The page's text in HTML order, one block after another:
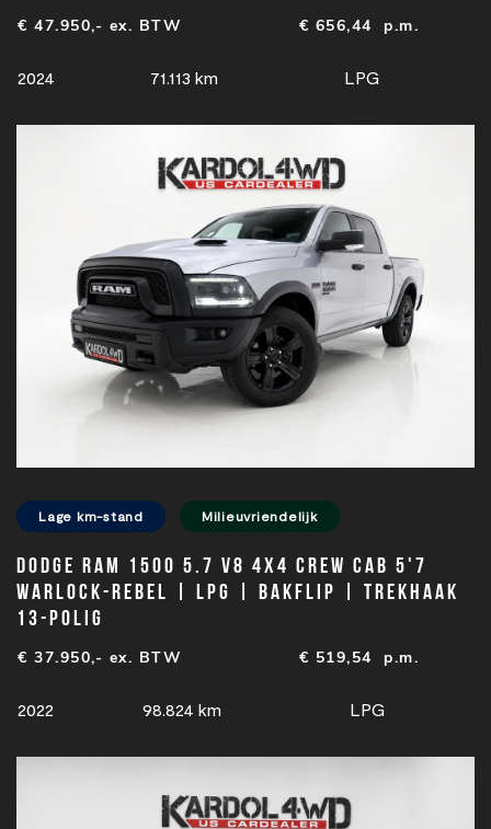
€ 47.950,- ex. BTW € 656,44 p.m.
2024 71.113 km LPG
Lage km-stand Milieuvriendelijk
Dodge Ram 1500 5.7 V8 4x4 Crew Cab 5'7
Warlock-Rebel | LPG | Bakflip | Trekhaak
13-polig
€ 37.950,- ex. BTW € 519,54 p.m.
2022 98.824 km LPG